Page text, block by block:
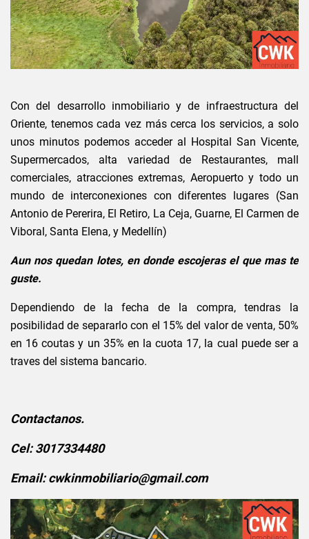
Con del desarrollo inmobiliario y de infraestructura del
Oriente, tenemos cada vez más cerca los servicios, a solo
unos minutos podemos acceder al Hospital San Vicente,
Supermercados, alta variedad de Restaurantes, mall
comerciales, atracciones extremas, Aeropuerto y todo un
mundo de interconexiones con diferentes lugares (San
Antonio de Pererira, El Retiro, La Ceja, Guarne, El Carmen de
Viboral, Santa Elena, y Medellín)
Aun nos quedan lotes, en donde escojeras el que mas te
guste.
Dependiendo de la fecha de la compra, tendras la
posibilidad de separarlo con el 15% del valor de venta, 50%
en 16 coutas y un 35% en la cuota 17, la cual puede ser a
traves del sistema bancario.
Contactanos.
Cel: 3017334480
Email: cwkinmobiliario@gmail.com